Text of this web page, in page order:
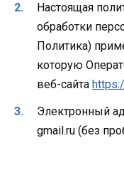
Настоящая
обработки
Политика)
которую
веб-сайта
Электронный
gmail.ru (без